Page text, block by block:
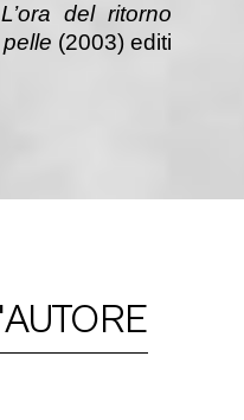
L’ora del ritorno
(2003) editi